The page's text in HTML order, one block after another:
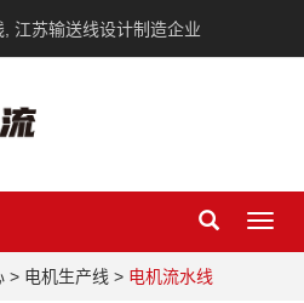
江苏输送线设计制造企业
> 电机生产线 > 电机流水线